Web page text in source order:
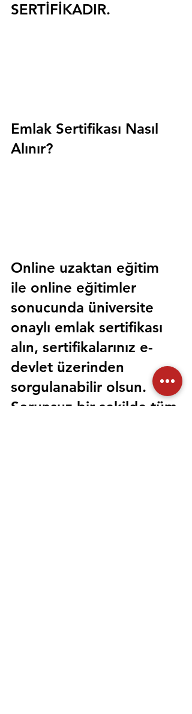
SERTİFİKADIR.
Emlak Sertifikası Nasıl
Alınır?
Online uzaktan eğitim
ile online eğitimler
sonucunda üniversite
onaylı emlak sertifikası
alın, sertifikalarınız e-
devlet üzerinden
sorgulanabilir olsun.
Sorunsuz bir şekilde tüm